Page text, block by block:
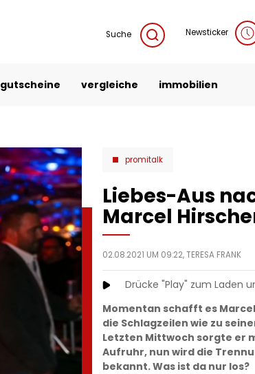
Suche Newsticker
gutscheine vergleiche immobilien
promitalk
Liebes-Aus
Marcel
02.08.2021 UM 09:22,TERESA FRANK
Drücke "Play" zum Laden
Momentan schafft es
die Schlagzeilen wie zu
Letzten Mittwoch sorgte er
Aufruhr, nun wird die
bekannt. Was ist da nur los?